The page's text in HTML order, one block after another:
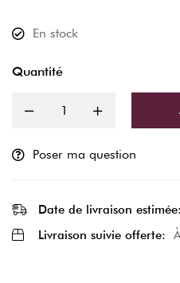
En stock
Quantité
Poser ma question
Date de livraison estimée:
Livraison suivie offerte: